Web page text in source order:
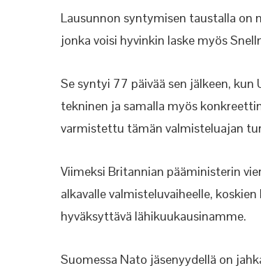
Lausunnon syntymisen taustalla on
jonka voisi hyvinkin laske myös
Se syntyi 77 päivää sen jälkeen,
tekninen ja samalla myös
varmistettu tämän valmisteluajan
Viimeksi Britannian pääministerin
alkavalle valmisteluvaiheelle,
hyväksyttävä lähikuukausinamme.
Suomessa Nato jäsenyydellä on